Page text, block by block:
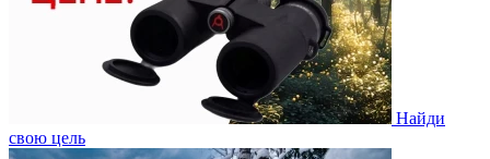
Найди
свою цель